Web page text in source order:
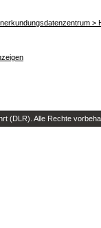
>
(DLR). Alle Rechte